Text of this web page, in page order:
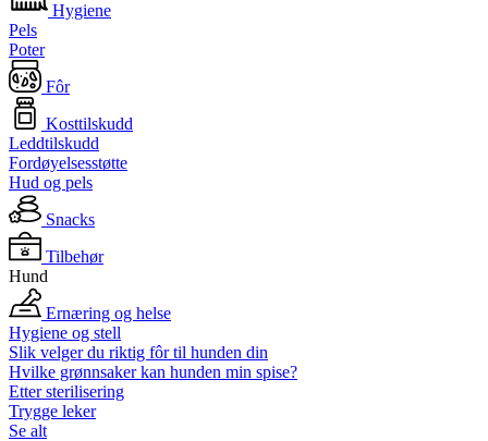
Hygiene
Pels
Poter
Fôr
Kosttilskudd
Leddtilskudd
Fordøyelsesstøtte
Hud og pels
Snacks
Tilbehør
Hund
Ernæring og helse
Hygiene og stell
Slik velger du riktig fôr til hunden din
Hvilke grønnsaker kan hunden min spise?
Etter sterilisering
Trygge leker
Se alt